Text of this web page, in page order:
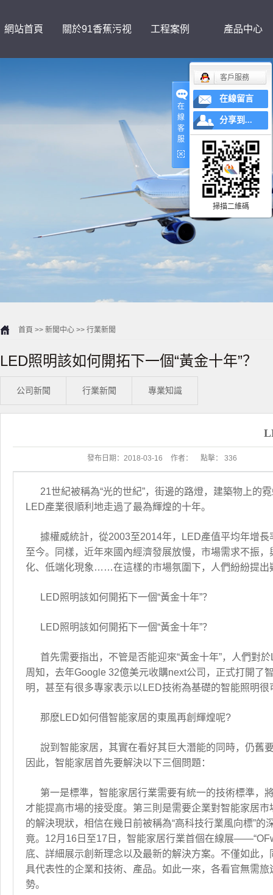
網站首頁 關於91香蕉污视 工程案例 產品中心
首頁 >> 新聞中心 >> 行業新聞
LED照明該如何開拓下一個“黃金十年”？
公司新聞 行業新聞 專業知識
發布日期： 2018-03-16 作者： 點擊： 336
21世紀被稱為“光的世紀”，街邊的路燈，建築物上的
LED產業很順利地走過了最為輝煌的十年。
據權威統計，從2003至2014年，LED產值平均年增
至今。同樣，近年來國內經濟發展放慢，市場需求不振
化、低端化現象……在這樣的市場氛圍下，人們紛紛提出
LED照明該如何開拓下一個“黃金十年”？
LED照明該如何開拓下一個“黃金十年”？
首先需要指出，不管是否能迎來“黃金十年”，人們對
周知，去年Google 32億美元收購next公司，正式打開了
明，甚至有很多專家表示以LED技術為基礎的智能照明
那麽LED如何借智能家居的東風再創輝煌呢?
說到智能家居，其實在看好其巨大潛能的同時，仍舊
因此，智能家居首先要解決以下三個問題：
第一是標準，智能家居行業需要有統一的技術標準，
才能提高市場的接受度。第三則是需要企業對智能家居
的解決現狀，相信在幾日前被稱為“高科技行業風向標”
竟。12月16日至17日，智能家居行業首個在線展
底、詳細展示創新理念以及最新的解決方案。不僅如此
具代表性的企業和技術、產品。如此一來，各看官無需
勢。
在
線
客
服
客戶服務
在線留言
分享到...
掃描二維碼